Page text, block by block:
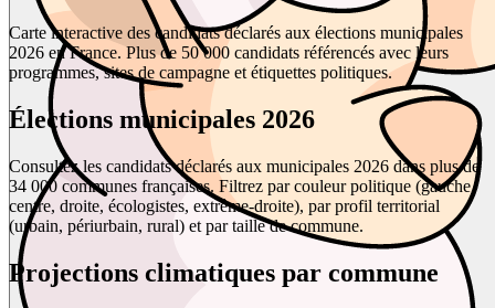
Carte interactive des candidats déclarés aux élections municipales
2026 en France. Plus de 50 000 candidats référencés avec leurs
programmes, sites de campagne et étiquettes politiques.
Élections municipales 2026
Consultez les candidats déclarés aux municipales 2026 dans plus de
34 000 communes françaises. Filtrez par couleur politique (gauche,
centre, droite, écologistes, extrême-droite), par profil territorial
(urbain, périurbain, rural) et par taille de commune.
Projections climatiques par commune